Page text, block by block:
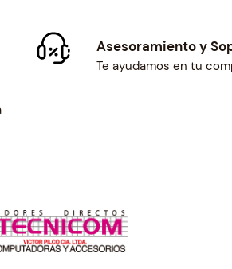
Asesoramiento y
Te ayudamos en tu